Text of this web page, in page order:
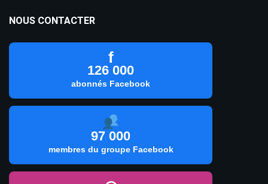
NOUS CONTACTER
f
126 000
abonnés Facebook
97 000
membres du groupe Facebook